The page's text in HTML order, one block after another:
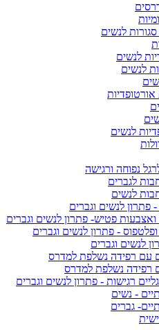
לנשים
לנשים
לנשים
אורטופדיות
לנשים
נפוחה ורגישה
לגברים
לנשים
פתרון לנשים וגברים
ואצבעות פטיש- פתרון לנשים וגברים
- פתרון לנשים וגברים
לנשים וגברים
עם רפידה נשלפת למדרס
רפידה נשלפת למדרס
רגישות - פתרון לנשים וגברים
- נשים
גברים